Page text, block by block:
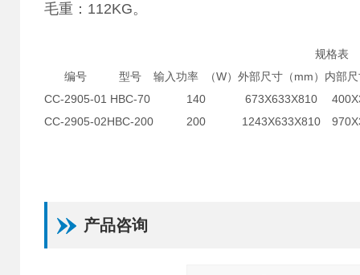
毛重：112KG。
规格表
编号
型号 输入功率 （W） 外部尺寸（mm） 内部
CC-2905-01 HBC-70 140 673X633X810
CC-2905-02HBC-200 200 1243X633X810
产品咨询